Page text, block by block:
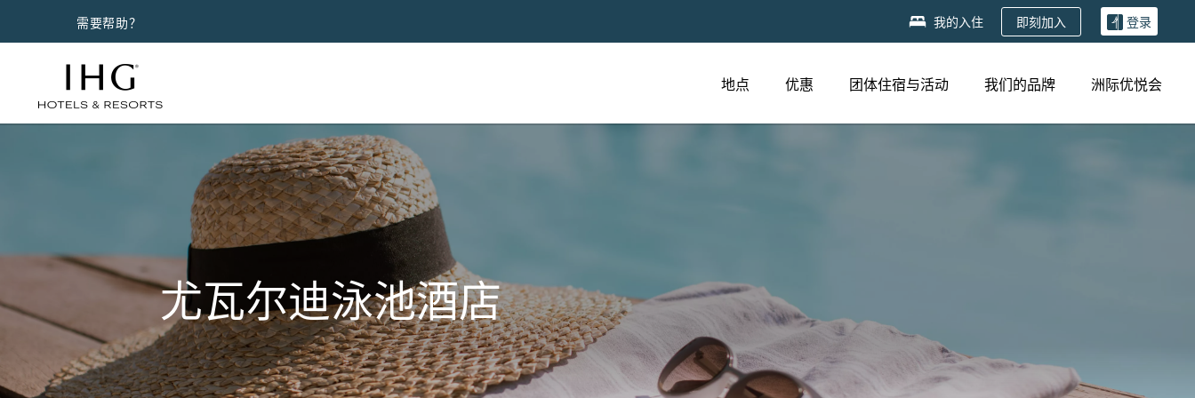
需要帮助？ 我的入住 即刻加入 登录
地点 优惠 团体住宿与活动 我们的品牌 洲际优悦会
尤瓦尔迪泳池酒店